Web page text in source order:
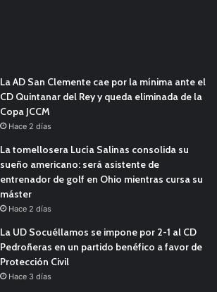
La AD San Clemente cae por la mínima ante el
CD Quintanar del Rey y queda eliminada de la
Copa JCCM
Hace 2 días
La tomellosera Lucía Salinas consolida su
sueño americano: será asistente de
entrenador de golf en Ohio mientras cursa su
máster
Hace 2 días
La UD Socuéllamos se impone por 2-1 al CD
Pedroñeras en un partido benéfico a favor de
Protección Civil
Hace 3 días